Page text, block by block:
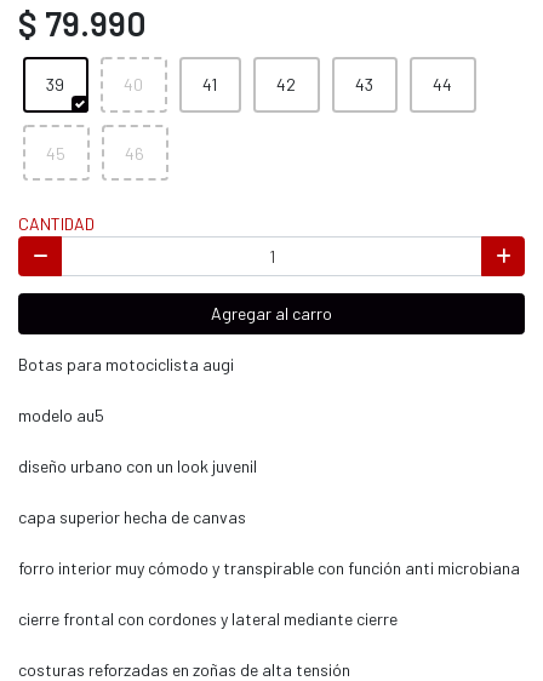
$ 79.990
39 40 41 42 43 44
45 46
CANTIDAD
Agregar al carro
Botas para motociclista augi
modelo au5
diseño urbano con un look juvenil
capa superior hecha de canvas
forro interior muy cómodo y transpirable con función anti microbiana
cierre frontal con cordones y lateral mediante cierre
costuras reforzadas en zoñas de alta tensión